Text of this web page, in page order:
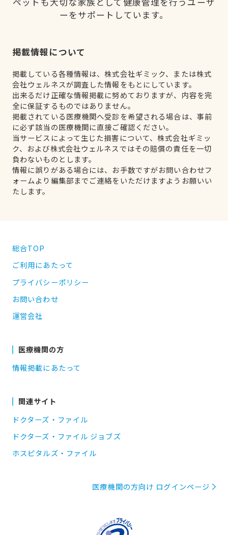
ーをサポートしています。
掲載情報について
掲載している各種情報は、株式会社ギミック、または株式
会社ウェルネスが調査した情報をもとにしています。
出来るだけ正確な情報掲載に努めておりますが、内容を完
全に保証するものではありません。
掲載されている医療機関へ受診を希望される場合は、事前
に必ず該当の医療機関に直接ご確認ください。
当サービスによって生じた損害について、株式会社ギミッ
ク、および株式会社ウェルネスではその賠償の責任を一切
負わないものとします。
情報に誤りがある場合には、お手数ですがお問い合わせフ
ォームより編集部までご連絡をいただけますようお願いい
たします。
総合TOP
ご利用にあたって
プライバシーポリシー
お問い合わせ
運営会社
医療機関の方
情報掲載にあたって
関連サイト
ドクターズ・ファイル
ドクターズ・ファイル ジョブズ
ホスピタルズ・ファイル
医療機関の方向け ログインページ